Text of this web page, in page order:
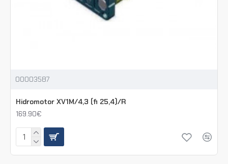
00003587
Hidromotor XV1M/4,3 (fi 25,4)/R
169.90€